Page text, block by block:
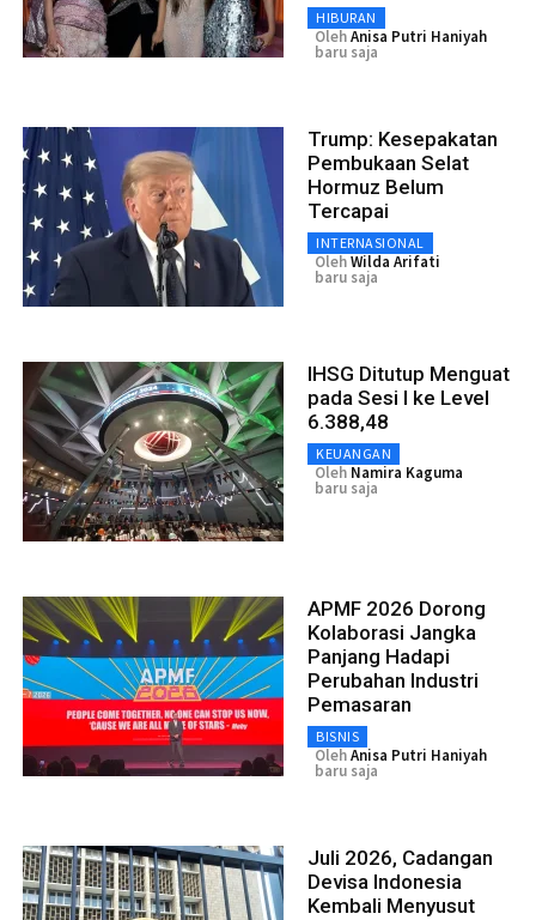
HIBURAN
OlehAnisa Putri Haniyah
baru saja
Trump: Kesepakatan
Pembukaan Selat
Hormuz Belum
Tercapai
INTERNASIONAL
OlehWilda Arifati
baru saja
IHSG Ditutup Menguat
pada Sesi I ke Level
6.388,48
KEUANGAN
Oleh Namira Kaguma
baru saja
APMF 2026 Dorong
Kolaborasi Jangka
Panjang Hadapi
Perubahan Industri
Pemasaran
BISNIS
OlehAnisa Putri Haniyah
baru saja
Juli 2026, Cadangan
Devisa Indonesia
Kembali Menyusut